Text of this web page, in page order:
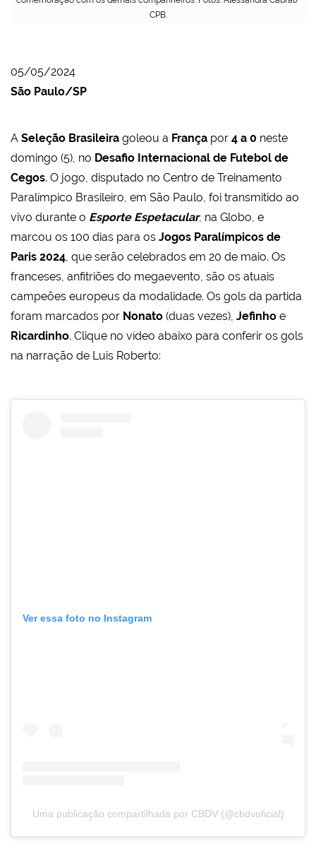
CPB.
05/05/2024
São Paulo/SP
A Seleção Brasileira goleou a França por 4 a 0 neste
domingo (5), no Desafio Internacional de Futebol de
Cegos. O jogo, disputado no Centro de Treinamento
Paralímpico Brasileiro, em São Paulo, foi transmitido ao
vivo durante o Esporte Espetacular, na Globo, e
marcou os 100 dias para os Jogos Paralímpicos de
Paris 2024, que serão celebrados em 20 de maio. Os
franceses, anfitriões do megaevento, são os atuais
campeões europeus da modalidade. Os gols da partida
foram marcados por Nonato (duas vezes), Jefinho e
Ricardinho. Clique no vídeo abaixo para conferir os gols
na narração de Luis Roberto:
Ver essa foto no Instagram
Uma publicação compartilhada por CBDV (@cbdvoficial)